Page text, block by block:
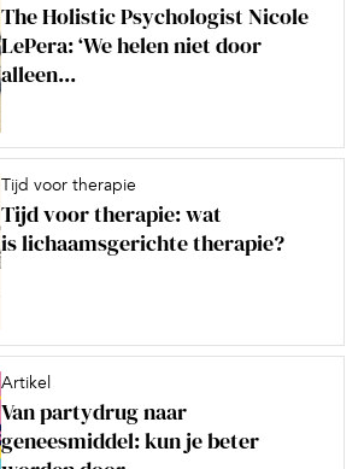
The Holistic Psychologist Nicole
LePera: ‘We helen niet door
alleen...
Tijd voor therapie
Tijd voor therapie: wat
is lichaamsgerichte therapie?
Artikel
Van partydrug naar
geneesmiddel: kun je beter